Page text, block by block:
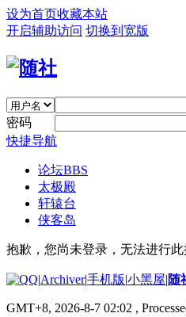
设为首页收藏本站
开启辅助访问 切换到宽版
密码
快捷导航
论坛BBS
太极殿
轩辕台
侠客岛
抱歉，您尚未登录，无法进行
|Archiver|手机版|小黑屋|随
GMT+8, 2026-8-7 02:02 ,